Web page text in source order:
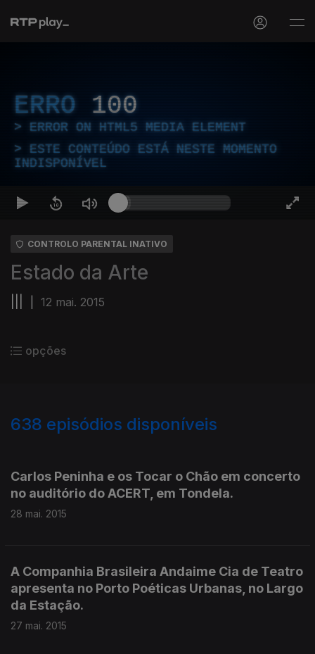
ERRO 100
ERROR ON HTML5 MEDIA ELEMENT
ESTE CONTEÚDO ESTÁ NESTE MOMENTO
INDISPONÍVEL
CONTROLO PARENTAL INATIVO
Estado da Arte
12 mai. 2015
opções
638 episódios disponíveis
Carlos Peninha e os Tocar o Chão em concerto
no auditório do ACERT, em Tondela.
28 mai. 2015
A Companhia Brasileira Andaime Cia de Teatro
apresenta no Porto Poéticas Urbanas, no Largo
da Estação.
27 mai. 2015